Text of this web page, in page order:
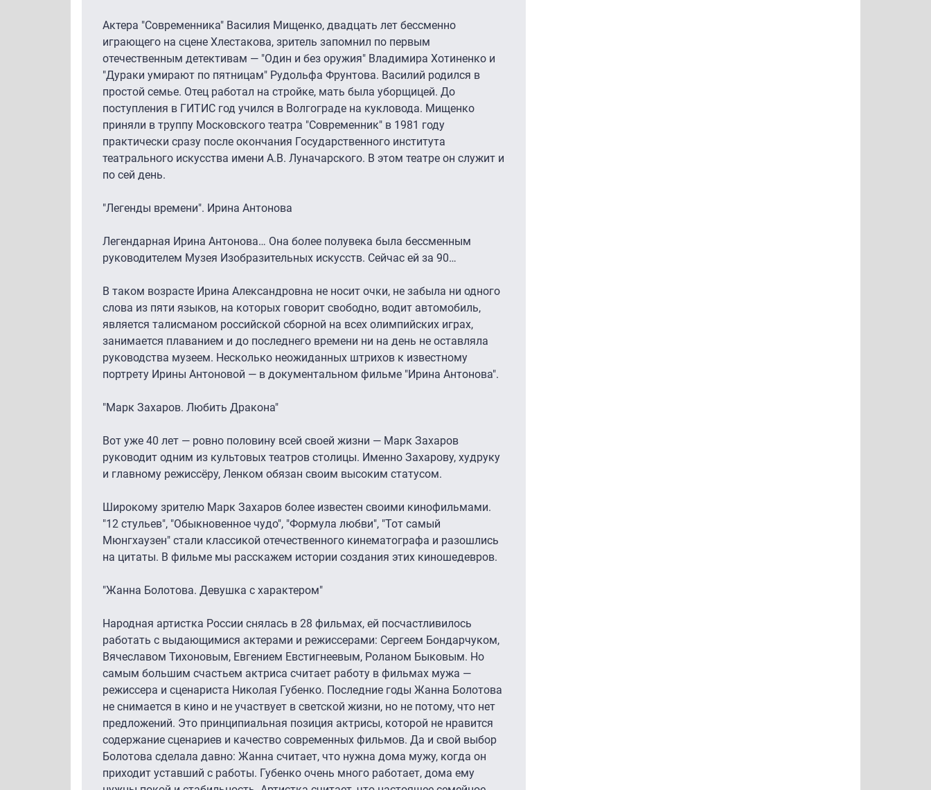
Актера "Современника" Василия Мищенко, двадцать лет бессменно
играющего на сцене Хлестакова, зритель запомнил по первым
отечественным детективам — "Один и без оружия" Владимира Хотиненко и
"Дураки умирают по пятницам" Рудольфа Фрунтова. Василий родился в
простой семье. Отец работал на стройке, мать была уборщицей. До
поступления в ГИТИС год учился в Волгограде на кукловода. Мищенко
приняли в труппу Московского театра "Современник" в 1981 году
практически сразу после окончания Государственного института
театрального искусства имени А.В. Луначарского. В этом театре он служит и
по сей день.
"Легенды времени". Ирина Антонова
Легендарная Ирина Антонова… Она более полувека была бессменным
руководителем Музея Изобразительных искусств. Сейчас ей за 90…
В таком возрасте Ирина Александровна не носит очки, не забыла ни одного
слова из пяти языков, на которых говорит свободно, водит автомобиль,
является талисманом российской сборной на всех олимпийских играх,
занимается плаванием и до последнего времени ни на день не оставляла
руководства музеем. Несколько неожиданных штрихов к известному
портрету Ирины Антоновой — в документальном фильме "Ирина Антонова".
"Марк Захаров. Любить Дракона"
Вот уже 40 лет — ровно половину всей своей жизни — Марк Захаров
руководит одним из культовых театров столицы. Именно Захарову, худруку
и главному режиссёру, Ленком обязан своим высоким статусом.
Широкому зрителю Марк Захаров более известен своими кинофильмами.
"12 стульев", "Обыкновенное чудо", "Формула любви", "Тот самый
Мюнгхаузен" стали классикой отечественного кинематографа и разошлись
на цитаты. В фильме мы расскажем истории создания этих киношедевров.
"Жанна Болотова. Девушка с характером"
Народная артистка России снялась в 28 фильмах, ей посчастливилось
работать с выдающимися актерами и режиссерами: Сергеем Бондарчуком,
Вячеславом Тихоновым, Евгением Евстигнеевым, Роланом Быковым. Но
самым большим счастьем актриса считает работу в фильмах мужа —
режиссера и сценариста Николая Губенко. Последние годы Жанна Болотова
не снимается в кино и не участвует в светской жизни, но не потому, что нет
предложений. Это принципиальная позиция актрисы, которой не нравится
содержание сценариев и качество современных фильмов. Да и свой выбор
Болотова сделала давно: Жанна считает, что нужна дома мужу, когда он
приходит уставший с работы. Губенко очень много работает, дома ему